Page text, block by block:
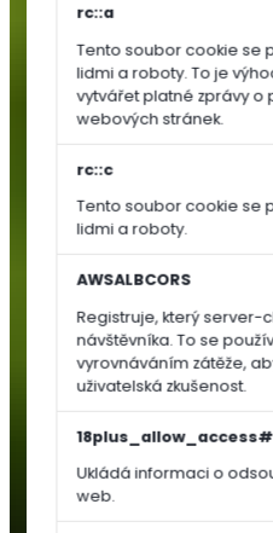
rc::a
Tento soubor cookie se
lidmi a roboty. To je
vytvářet platné zprávy o
webových stránek.
rc::c
Tento soubor cookie se
lidmi a roboty.
AWSALBCORS
Registruje, který server-
návštěvníka. To se
vyrovnáváním zátěže,
uživatelská zkušenost.
18plus_allow_access#
Ukládá informaci o
web.